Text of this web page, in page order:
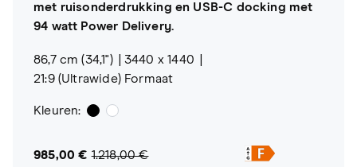
met ruisonderdrukking en USB-C docking met
94 watt Power Delivery.
86,7 cm (34,1")
3440 x 1440
21:9 (Ultrawide) Formaat
Kleuren:
985,00 € 1.218,00 €